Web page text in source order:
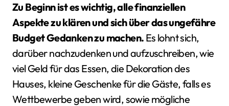
Zu Beginn ist es wichtig, alle finanziellen
Aspekte zu klären und sich über das ungefähre
Budget Gedanken zu machen. Es lohnt sich,
darüber nachzudenken und aufzuschreiben, wie
viel Geld für das Essen, die Dekoration des
Hauses, kleine Geschenke für die Gäste, falls es
Wettbewerbe geben wird, sowie mögliche